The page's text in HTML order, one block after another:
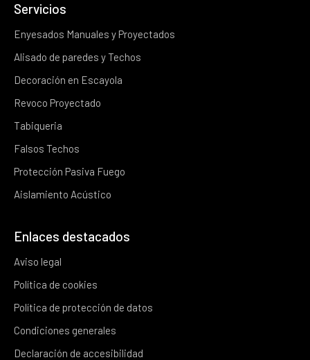
Servicios
Enyesados Manuales y Proyectados
Alisado de paredes y Techos
Decoración en Escayola
Revoco Proyectado
Tabiqueria
Falsos Techos
Protección Pasiva Fuego
Aislamiento Acústico
Enlaces destacados
Aviso legal
Política de cookies
Política de protección de datos
Condiciones generales
Declaración de accesibilidad